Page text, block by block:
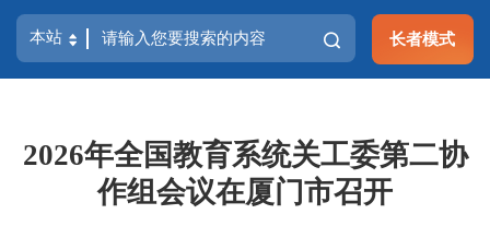
长者模式
2026年全国教育系统关工委第二协
作组会议在厦门市召开